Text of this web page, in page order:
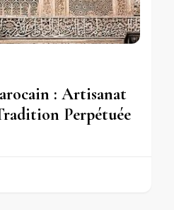
: Artisanat
Perpétuée